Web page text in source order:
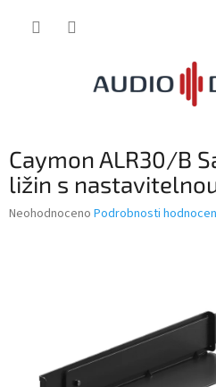
Caymon ALR30/B
ližin s
Průměrné
Neohodnoceno Podrobnosti